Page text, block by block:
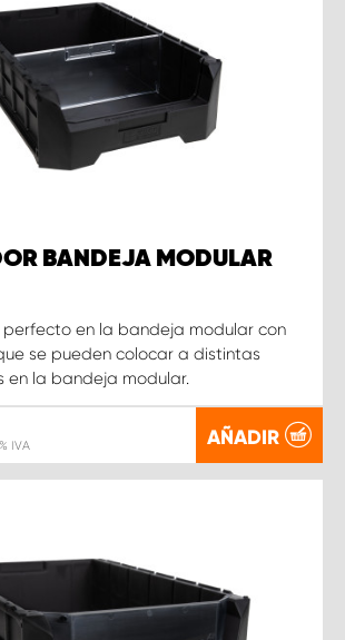
BANDEJA MODULAR
perfecto en la bandeja modular con
se pueden colocar a distintas
en la bandeja modular.
IVA AÑADIR